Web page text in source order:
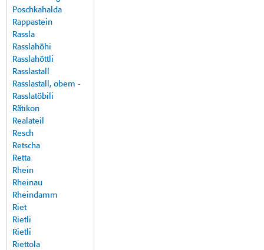
Poschkahalda
Rappastein
Rassla
Rasslahöhi
Rasslahöttli
Rasslastall
Rasslastall, obem -
Rasslatöbili
Rätikon
Realateil
Resch
Retscha
Retta
Rhein
Rheinau
Rheindamm
Riet
Rietli
Rietli
Riettola